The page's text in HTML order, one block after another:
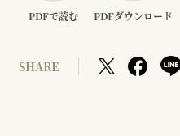
PDFで読む PDFダウンロード
SHARE